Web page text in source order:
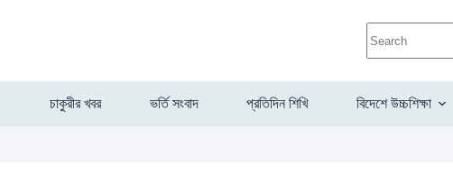
চাকুরীর খবর ভর্তি সংবাদ প্রতিদিন শিখি বিদেশে উচ্চশিক্ষা